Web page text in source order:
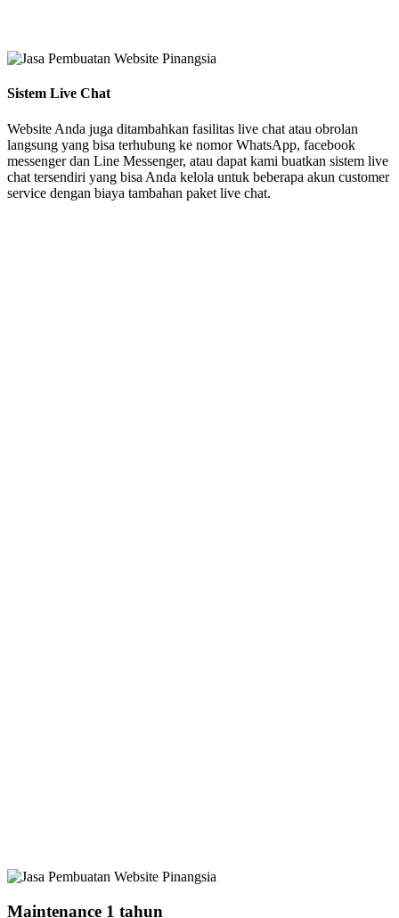
Sistem Live Chat
Website Anda juga ditambahkan fasilitas live chat atau obrolan
langsung yang bisa terhubung ke nomor WhatsApp, facebook
messenger dan Line Messenger, atau dapat kami buatkan sistem live
chat tersendiri yang bisa Anda kelola untuk beberapa akun customer
service dengan biaya tambahan paket live chat.
Maintenance 1 tahun